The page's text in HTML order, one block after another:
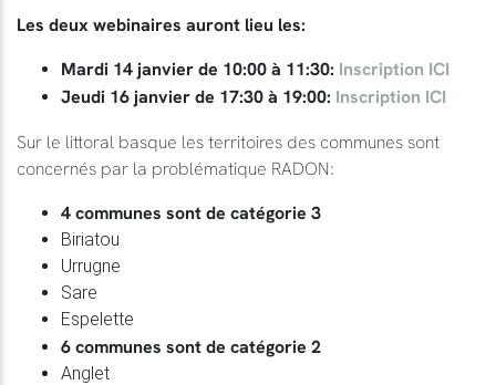
Les deux webinaires auront lieu les:
Mardi 14 janvier de 10:00 à 11:30: Inscription ICI
Jeudi 16 janvier de 17:30 à 19:00: Inscription ICI
Sur le littoral basque les territoires des communes sont
concernés par la problématique RADON:
4 communes sont de catégorie 3
Biriatou
Urrugne
Sare
Espelette
6 communes sont de catégorie 2
Anglet